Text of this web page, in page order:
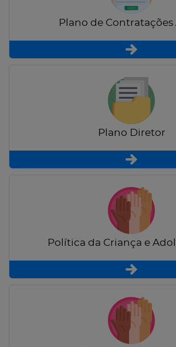
Plano de Contratações
Plano Diretor
Política da Criança e